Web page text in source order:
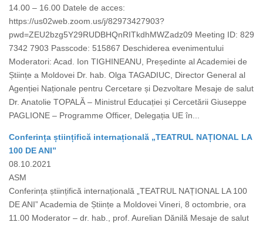
14.00 – 16.00 Datele de acces:
https://us02web.zoom.us/j/82973427903?
pwd=ZEU2bzg5Y29RUDBHQnRITkdhMWZadz09 Meeting ID: 829
7342 7903 Passcode: 515867 Deschiderea evenimentului
Moderatori: Acad. Ion TIGHINEANU, Președinte al Academiei de
Științe a Moldovei Dr. hab. Olga TAGADIUC, Director General al
Agenției Naționale pentru Cercetare și Dezvoltare Mesaje de salut
Dr. Anatolie TOPALĂ – Ministrul Educației și Cercetării Giuseppe
PAGLIONE – Programme Officer, Delegația UE în...
Conferința științifică internațională „TEATRUL NAȚIONAL LA
100 DE ANI”
08.10.2021
ASM
Conferința științifică internațională „TEATRUL NAȚIONAL LA 100
DE ANI” Academia de Științe a Moldovei Vineri, 8 octombrie, ora
11.00 Moderator – dr. hab., prof. Aurelian Dănilă Mesaje de salut